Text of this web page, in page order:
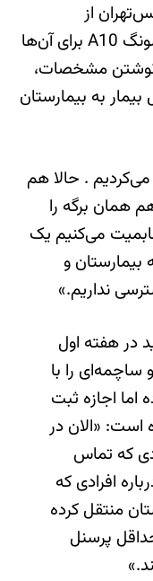
از
اپلیکیشنی که روی گوشی‌های سامسونگ A10 برای آن‌ها
نوشتن مشخصات،
به بیمارستان
می‌کردیم . حالا هم
همان برگه را
می‌کنیم یک
و
نداریم.»
در هفته اول
را با
اما اجازه ثبت
است: «الان در
که تماس
افرادی که
منتقل کرده
پرسنل